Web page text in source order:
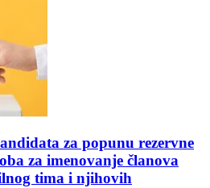
za popunu rezervne
za imenovanje članova
tima i njihovih